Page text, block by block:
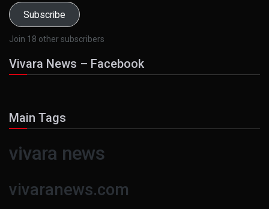
Subscribe
Join 18 other subscribers
Vivara News – Facebook
Main Tags
vivara news
vivaranews.com